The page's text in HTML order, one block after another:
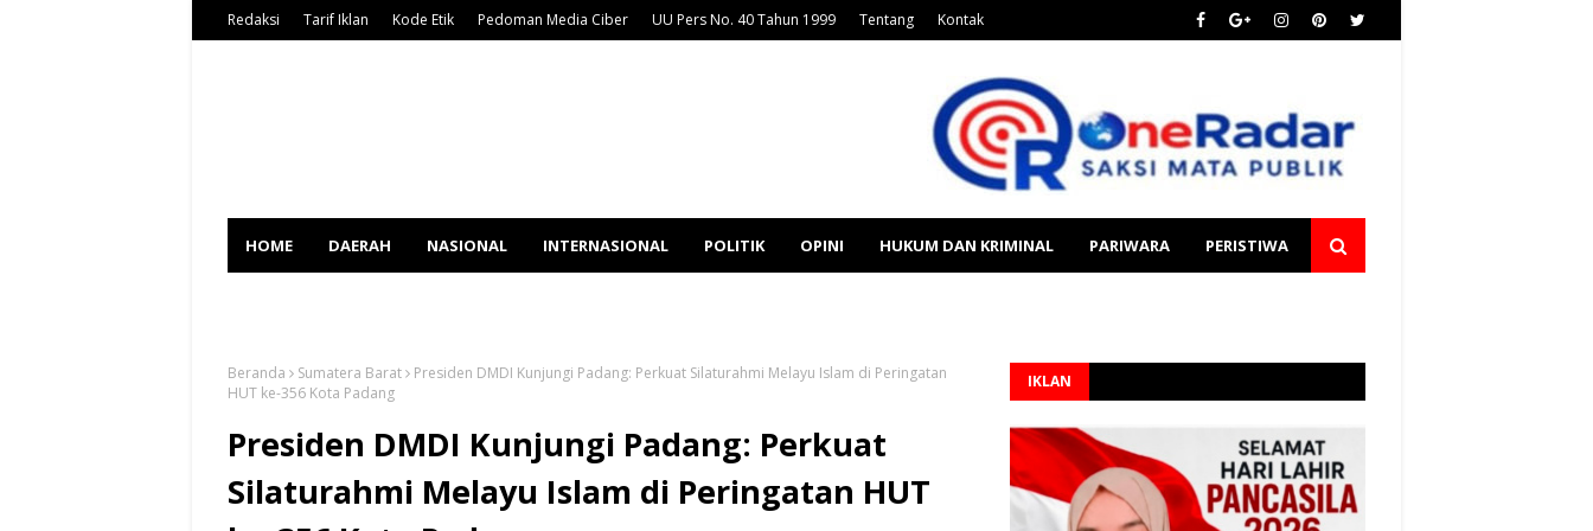
Redaksi Tarif Iklan Kode Etik Pedoman Media Ciber UU Pers No. 40 Tahun 1999 Tentang Kontak
HOME DAERAH NASIONAL INTERNASIONAL POLITIK OPINI HUKUM DAN KRIMINAL PARIWARA PERISTIWA
Beranda Sumatera Barat
Presiden DMDI Kunjungi Padang: Perkuat Silaturahmi Melayu Islam di Peringatan
HUT ke-356 Kota Padang
Presiden DMDI Kunjungi Padang: Perkuat
Silaturahmi Melayu Islam di Peringatan HUT
IKLAN